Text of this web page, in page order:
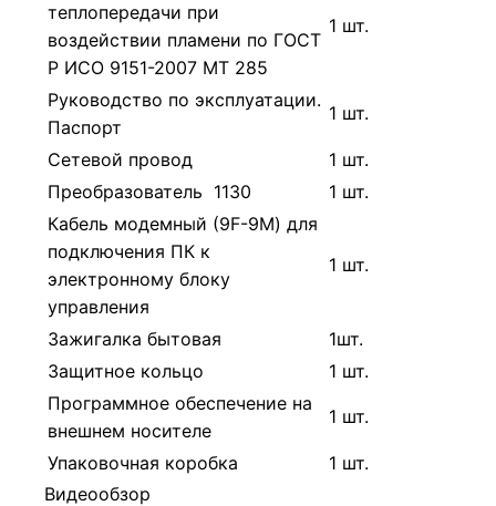
теплопередачи при
воздействии пламени по ГОСТ
Р ИСО 9151-2007 МТ 285
1 шт.
Руководство по эксплуатации.
Паспорт
1 шт.
Сетевой провод
1 шт.
Преобразователь 1130
1 шт.
Кабель модемный (9F-9M) для
подключения ПК к
электронному блоку
управления
1 шт.
Зажигалка бытовая
1шт.
Защитное кольцо
1 шт.
Программное обеспечение на
внешнем носителе
1 шт.
Упаковочная коробка
1 шт.
Видеообзор